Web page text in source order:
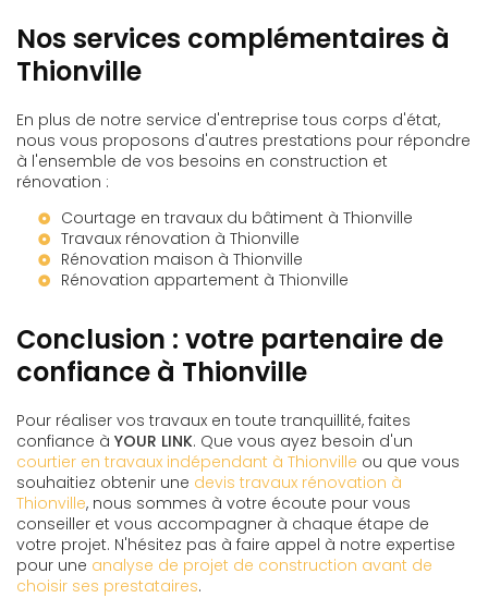
Nos services complémentaires à
Thionville
En plus de notre service d'entreprise tous corps d'état,
nous vous proposons d'autres prestations pour répondre
à l'ensemble de vos besoins en construction et
rénovation :
Courtage en travaux du bâtiment à Thionville
Travaux rénovation à Thionville
Rénovation maison à Thionville
Rénovation appartement à Thionville
Conclusion : votre partenaire de
confiance à Thionville
Pour réaliser vos travaux en toute tranquillité, faites
confiance à YOUR LINK. Que vous ayez besoin d'un
courtier en travaux indépendant à Thionville ou que vous
souhaitiez obtenir une devis travaux rénovation à
Thionville, nous sommes à votre écoute pour vous
conseiller et vous accompagner à chaque étape de
votre projet. N'hésitez pas à faire appel à notre expertise
pour une analyse de projet de construction avant de
choisir ses prestataires.